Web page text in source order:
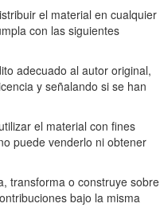
el material en cualquier
con las siguientes
adecuado al autor original,
y señalando si se han
el material con fines
puede venderlo ni obtener
transforma o construye sobre
bajo la misma